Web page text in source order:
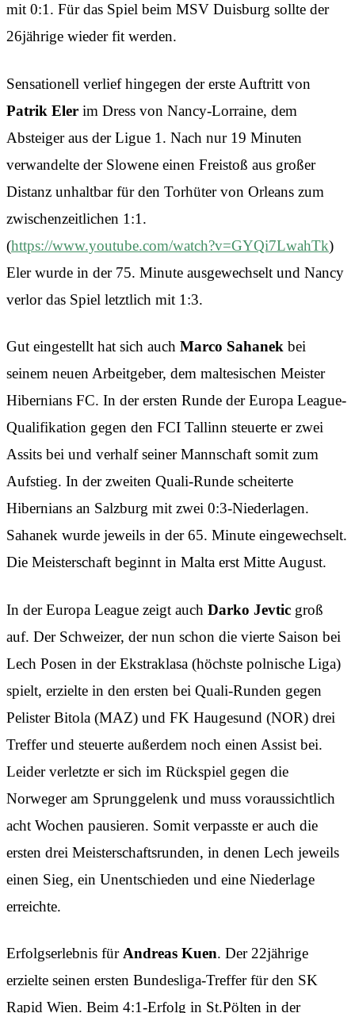
mit 0:1. Für das Spiel beim MSV Duisburg sollte der
26jährige wieder fit werden.
Sensationell verlief hingegen der erste Auftritt von
Patrik Eler im Dress von Nancy-Lorraine, dem
Absteiger aus der Ligue 1. Nach nur 19 Minuten
verwandelte der Slowene einen Freistoß aus großer
Distanz unhaltbar für den Torhüter von Orleans zum
zwischenzeitlichen 1:1.
(https://www.youtube.com/watch?v=GYQi7LwahTk)
Eler wurde in der 75. Minute ausgewechselt und Nancy
verlor das Spiel letztlich mit 1:3.
Gut eingestellt hat sich auch Marco Sahanek bei
seinem neuen Arbeitgeber, dem maltesischen Meister
Hibernians FC. In der ersten Runde der Europa League-
Qualifikation gegen den FCI Tallinn steuerte er zwei
Assits bei und verhalf seiner Mannschaft somit zum
Aufstieg. In der zweiten Quali-Runde scheiterte
Hibernians an Salzburg mit zwei 0:3-Niederlagen.
Sahanek wurde jeweils in der 65. Minute eingewechselt.
Die Meisterschaft beginnt in Malta erst Mitte August.
In der Europa League zeigt auch Darko Jevtic groß
auf. Der Schweizer, der nun schon die vierte Saison bei
Lech Posen in der Ekstraklasa (höchste polnische Liga)
spielt, erzielte in den ersten bei Quali-Runden gegen
Pelister Bitola (MAZ) und FK Haugesund (NOR) drei
Treffer und steuerte außerdem noch einen Assist bei.
Leider verletzte er sich im Rückspiel gegen die
Norweger am Sprunggelenk und muss voraussichtlich
acht Wochen pausieren. Somit verpasste er auch die
ersten drei Meisterschaftsrunden, in denen Lech jeweils
einen Sieg, ein Unentschieden und eine Niederlage
erreichte.
Erfolgserlebnis für Andreas Kuen. Der 22jährige
erzielte seinen ersten Bundesliga-Treffer für den SK
Rapid Wien. Beim 4:1-Erfolg in St.Pölten in der